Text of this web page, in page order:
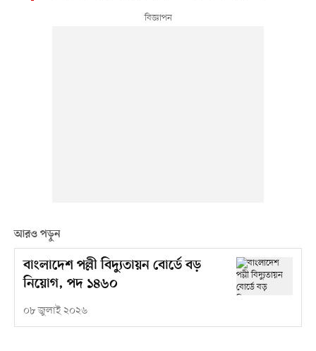
আরও পড়ুন
বাংলাদেশ পল্লী বিদ্যুতায়ন বোর্ডে বড়
নিয়োগ, পদ ১৪৬০
০৮ জুলাই ২০২৬